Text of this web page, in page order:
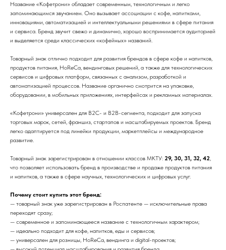
Название «Кофетрони» обладает современным, технологичным и легко
запоминающимся звучанием. Оно вызывает ассоциации с кофе, напитками,
инновациями, автоматизацией и интеллектуальными решениями в сфере питания
и сервиса. Бренд звучит свежо и динамично, хорошо воспринимается аудиторией
и выделяется среди классических «кофейных» названий.
Товарный знак отлично подходит для развития брендов в сфере кофе и напитков,
продуктов питания, HoReCa, вендинговых решений, а также для технологических
сервисов и цифровых платформ, связанных с анализом, разработкой и
автоматизацией процессов. Название органично смотрится на упаковке,
оборудовании, в мобильных приложениях, интерфейсах и рекламных материалах.
«Кофетрони» универсален для B2C- и B2B-сегмента, подходит для запуска
торговых марок, сетей, франшиз, стартапов и масштабируемых проектов. Бренд
легко адаптируется под линейки продукции, маркетплейсы и международное
развитие.
Товарный знак зарегистрирован в отношении классов МКТУ: 29, 30, 31, 32, 42,
что позволяет использовать бренд в производстве и продаже продуктов питания
и напитков, а также в сфере научных, технологических и цифровых услуг.
Почему стоит купить этот бренд:
— товарный знак уже зарегистрирован в Роспатенте — исключительные права
переходят сразу;
— современное и запоминающееся название с технологичным характером;
— идеально подходит для кофе, напитков, еды и сервисов;
— универсален для розницы, HoReCa, вендинга и digital-проектов;